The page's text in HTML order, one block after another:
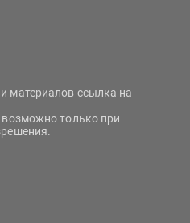
материалов ссылка на
возможно только при